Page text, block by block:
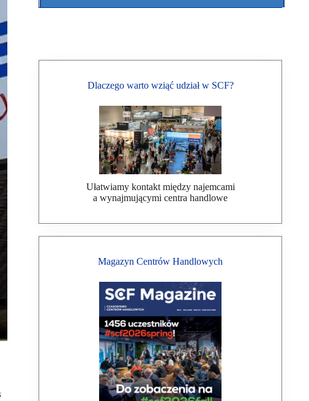
Dlaczego warto wziąć udział w SCF?
Ułatwiamy kontakt między najemcami
a wynajmującymi centra handlowe
Magazyn Centrów Handlowych